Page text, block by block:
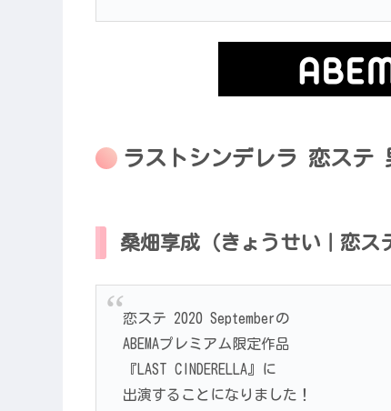
ラストシンデレラ 恋ステ
桑畑享成（きょうせい｜恋ス
恋ステ 2020 Septemberの
ABEMAプレミアム限定作品
『LAST CINDERELLA』に
出演することになりました！